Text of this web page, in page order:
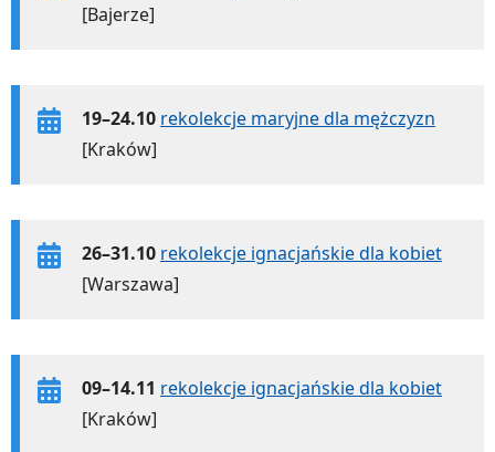
[Bajerze]
19–24.10 rekolekcje maryjne dla mężczyzn
[Kraków]
26–31.10 rekolekcje ignacjańskie dla kobiet
[Warszawa]
09–14.11 rekolekcje ignacjańskie dla kobiet
[Kraków]